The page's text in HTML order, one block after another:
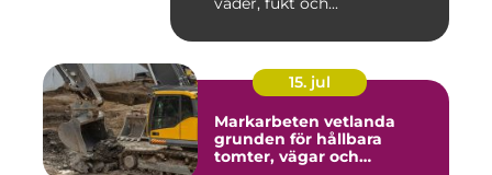
15. jul
Markarbeten vetlanda
grunden för hållbara
tomter, vägar och